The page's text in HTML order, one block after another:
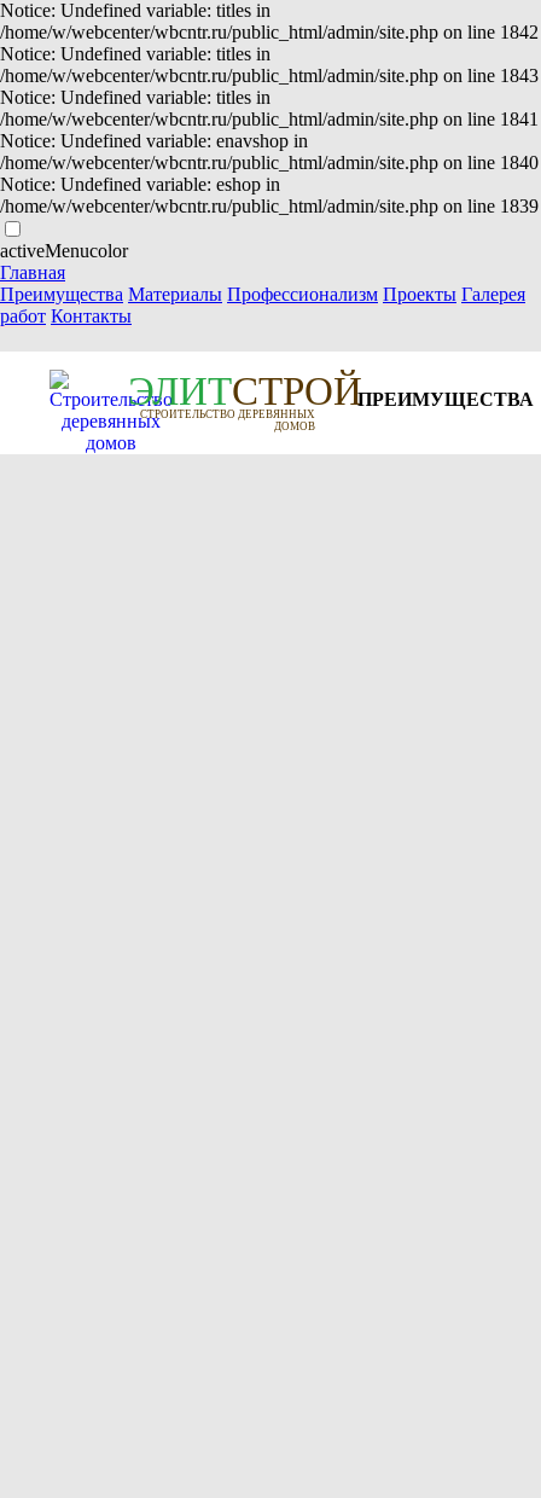
Notice: Undefined variable: titles in
/home/w/webcenter/wbcntr.ru/public_html/admin/site.php on line 1842
Notice: Undefined variable: titles in
/home/w/webcenter/wbcntr.ru/public_html/admin/site.php on line 1843
Notice: Undefined variable: titles in
/home/w/webcenter/wbcntr.ru/public_html/admin/site.php on line 1841
Notice: Undefined variable: enavshop in
/home/w/webcenter/wbcntr.ru/public_html/admin/site.php on line 1840
Notice: Undefined variable: eshop in
/home/w/webcenter/wbcntr.ru/public_html/admin/site.php on line 1839
activeMenucolor
Главная
Преимущества Материалы Профессионализм Проекты Галерея
работ Контакты
ЭЛИТСТРОЙ
СТРОИТЕЛЬСТВО ДЕРЕВЯННЫХ
ДОМОВ
ПРЕИМУЩЕСТВА